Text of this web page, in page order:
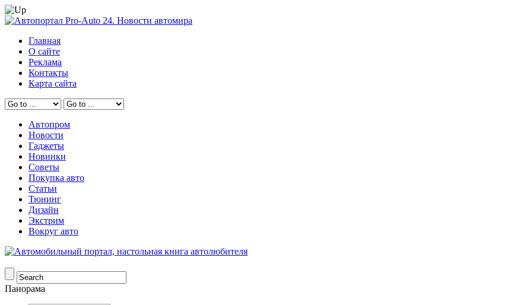
Главная
О сайте
Реклама
Контакты
Карта сайта
Автопром
Новости
Гаджеты
Новинки
Советы
Покупка авто
Статьи
Тюнинг
Дизайн
Экстрим
Вокруг авто
Панорама